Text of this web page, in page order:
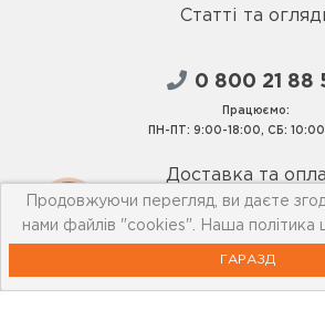
Статті та
0 800 21 88
Працюємо:
ПН-ПТ: 9:00-18:00, СБ:
Доставка та
Публічна
Умови використання
Продовжуючи перегляд, ви даєте
нами файлів "cookies". Наша
ГАРАЗД